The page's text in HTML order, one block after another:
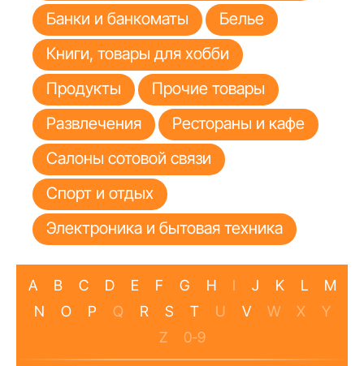
Банки и банкоматы
Белье
Книги, товары для хобби
Продукты
Прочие товары
Развлечения
Рестораны и кафе
Салоны сотовой связи
Спорт и отдых
Электроника и бытовая техника
A B C D E F G H I J K L
M
N
O P Q R S T U V W X
Y
Z
0-9